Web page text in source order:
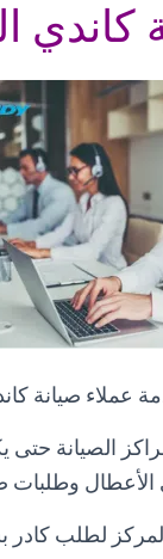
عملاء صيانة
الصيانة حتى
وطلبات
لطلب